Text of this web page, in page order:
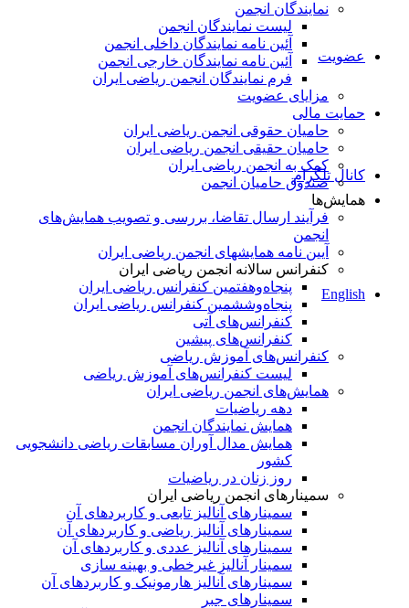
عضویت
کانال تلگرام
English
نمایندگان انجمن
لیست نمایندگان انجمن
آئین نامه نمایندگان داخلی انجمن
آئین نامه نمایندگان خارجی انجمن
فرم نمایندگان انجمن ریاضی ایران
مزایای عضویت
حمایت مالی
حامیان حقوقی انجمن ریاضی ایران
حامیان حقیقی انجمن ریاضی ایران
کمک به انجمن ریاضی ایران
صندوق حامیان انجمن
همایش‌ها
فرآیند ارسال تقاضا، بررسی و تصویب همایش‌های
انجمن
آیین نامه همایشهای انجمن ریاضی ایران
کنفرانس‌ سالانه انجمن ریاضی ایران
پنجاه‌و‌هفتمین کنفرانس ریاضی ایران
پنجاه‌و‌ششمین کنفرانس ریاضی ایران
کنفرانس‌های آتی
کنفرانس‎‌های پیشین
کنفرانس‌های آموزش ریاضی
لیست کنفرانس‌های آموزش ریاضی
همایش‌های انجمن ریاضی ایران
دهه ریاضیات
همایش نمایندگان انجمن
همایش مدال آوران مسابقات ریاضی دانشجویی
کشور
روز زنان در ریاضیات
سمینارهای انجمن ریاضی ایران
سمینارهای آنالیز تابعی و کاربردهای آن
سمینارهای آنالیز ریاضی و کاربردهای آن
سمینارهای آنالیز عددی و کاربردهای آن
سمینار آنالیز غیرخطی و بهینه سازی
سمینارهای آنالیز هارمونیک و کاربردهای آن
سمینار‌های جبر